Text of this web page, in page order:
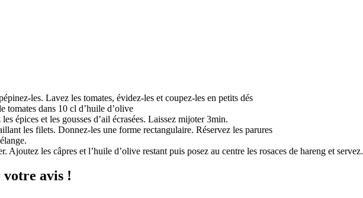
les. Lavez les tomates, évidez-les et coupez-les en petits dés
tomates dans 10 cl d’huile d’olive
épices et les gousses d’ail écrasées. Laissez mijoter 3min.
les filets. Donnez-les une forme rectangulaire. Réservez les parures
Ajoutez les câpres et l’huile d’olive restant puis posez au centre les rosaces de hareng et servez.
votre avis !